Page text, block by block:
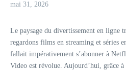
mai 31, 2026
Le paysage du divertissement en ligne
regardons films en streaming et séries
fallait impérativement s’abonner à
Video est révolue. Aujourd’hui, grâce